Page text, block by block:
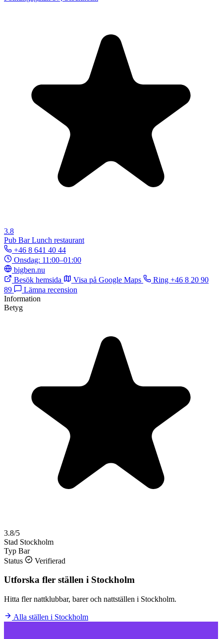
3.8
Pub BarLunch restaurant
+46 8 641 40 44
Onsdag: 11:00–01:00
bigben.nu
Besök hemsida
Visa på Google Maps
Ring +46 8 20 90
89
Lämna recension
Information
Betyg
3.8/5
Stad Stockholm
Typ Bar
Status
Verifierad
Utforska fler ställen i Stockholm
Hitta fler nattklubbar, barer och nattställen i Stockholm.
Alla ställen i Stockholm